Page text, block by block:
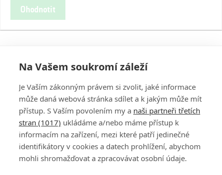
Ohodnotit
PŘIHLÁSIT
REGISTROVAT
DISKUZE
Na Vašem soukromí záleží
Je Vaším zákonným právem si zvolit, jaké informace
může daná webová stránka sdílet a k jakým může mít
přístup. S Vaším povolením my a naši partneři třetích
stran (1017) ukládáme a/nebo máme přístup k
informacím na zařízení, mezi které patří jedinečné
identifikátory v cookies a datech prohlížení, abychom
mohli shromažďovat a zpracovávat osobní údaje.